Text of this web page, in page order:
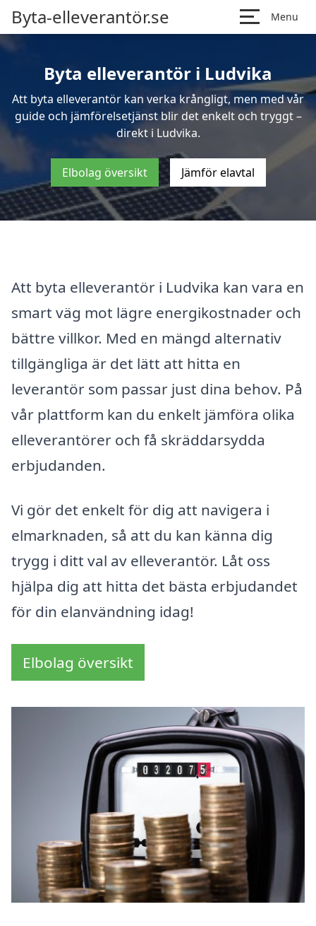
Byta-elleverantör.se Menu
Byta elleverantör i Ludvika
Att byta elleverantör kan verka krångligt, men med vår
guide och jämförelsetjänst blir det enkelt och tryggt –
direkt i Ludvika.
Elbolag översikt Jämför elavtal
Att byta elleverantör i Ludvika kan vara en
smart väg mot lägre energikostnader och
bättre villkor. Med en mängd alternativ
tillgängliga är det lätt att hitta en
leverantör som passar just dina behov. På
vår plattform kan du enkelt jämföra olika
elleverantörer och få skräddarsydda
erbjudanden.
Vi gör det enkelt för dig att navigera i
elmarknaden, så att du kan känna dig
trygg i ditt val av elleverantör. Låt oss
hjälpa dig att hitta det bästa erbjudandet
för din elanvändning idag!
Elbolag översikt